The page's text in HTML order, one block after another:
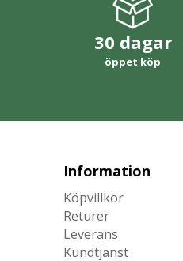
30 dagar
öppet köp
Information
Köpvillkor
Returer
Leverans
Kundtjänst